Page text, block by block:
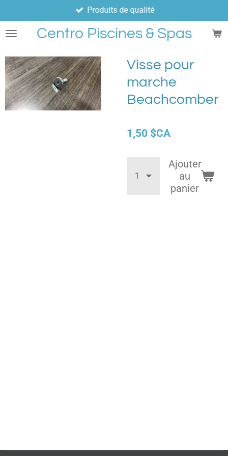
au
contenu Centro Piscines & Spas
Produits de qualité
Visse pour
marche
Beachcomber
1,50 $CA
Ajouter
au
panier